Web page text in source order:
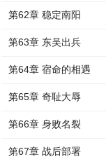
第62章 稳定南阳
第63章 东吴出兵
第64章 宿命的相遇
第65章 奇耻大辱
第66章 身败名裂
第67章 战后部署